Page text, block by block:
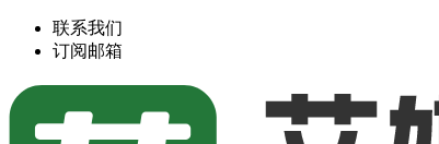
联系我们
订阅邮箱